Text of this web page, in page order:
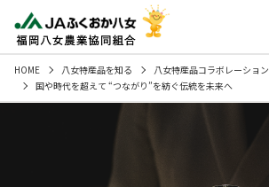
HOME 八女特産品を知る
八女特産品コラボレーション
国や時代を超えて “つながり”を紡ぐ伝統を未来へ